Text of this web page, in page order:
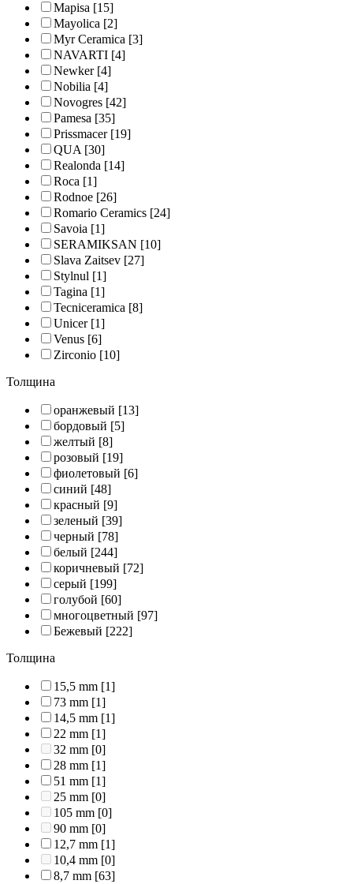
Mapisa [15]
Mayolica [2]
Myr Ceramica [3]
NAVARTI [4]
Newker[4]
Nobilia [4]
Novogres [42]
Pamesa [35]
Prissmacer[19]
QUA[30]
Realonda [14]
Roca [1]
Rodnoe [26]
Romario Ceramics [24]
Savoia [1]
SERAMIKSAN [10]
Slava Zaitsev [27]
Stylnul [1]
Tagina [1]
Tecniceramica [8]
Unicer[1]
Venus [6]
Zirconio [10]
Толщина
оранжевый [13]
бордовый [5]
желтый [8]
розовый [19]
фиолетовый [6]
синий [48]
красный [9]
зеленый [39]
черный [78]
белый [244]
коричневый [72]
серый [199]
голубой [60]
многоцветный [97]
Бежевый [222]
Толщина
15,5 mm [1]
73 mm [1]
14,5 mm [1]
22 mm [1]
32 mm [0]
28 mm [1]
51 mm [1]
25 mm [0]
105 mm [0]
90 mm [0]
12,7 mm [1]
10,4 mm [0]
8,7 mm [63]